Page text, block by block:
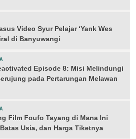
Video Syur Pelajar ‘Yank Wes
di Banyuwangi
Episode 8: Misi Melindungi
pada Pertarungan Melawan
Film Foufo Tayang di Mana Ini
Usia, dan Harga Tiketnya